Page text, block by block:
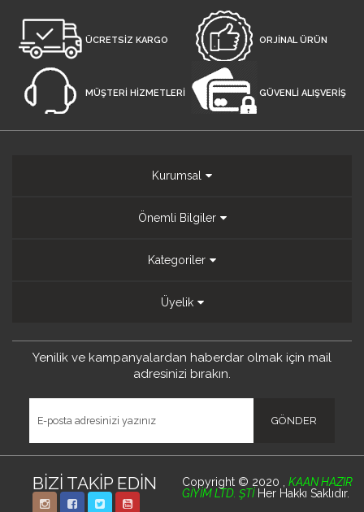
ÜCRETSİZ KARGO ORJİNAL ÜRÜN
MÜŞTERİ HİZMETLERİ GÜVENLİ ALIŞVERİŞ
Kurumsal
Önemli Bilgiler
Kategoriler
Üyelik
Yenilik ve kampanyalardan haberdar olmak için mail
adresinizi bırakın.
BİZİ TAKİP EDİN Copyright © 2020 , KAAN HAZIR
GİYİM LTD. ŞTİHer Hakkı Saklıdır.